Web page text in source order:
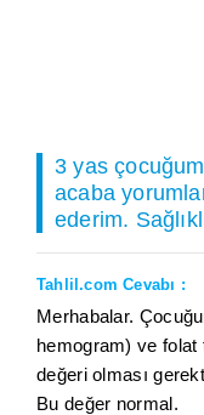
3 yas
acaba
ederim.
Tahlil.com Cevabı :
Merhabalar.
hemogram) ve folat
değeri olması
Bu değer normal.